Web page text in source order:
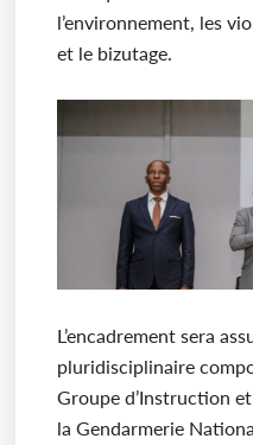
l’environnement, les
et le bizutage.
L’encadrement sera
pluridisciplinaire
Groupe d’Instruction
la Gendarmerie